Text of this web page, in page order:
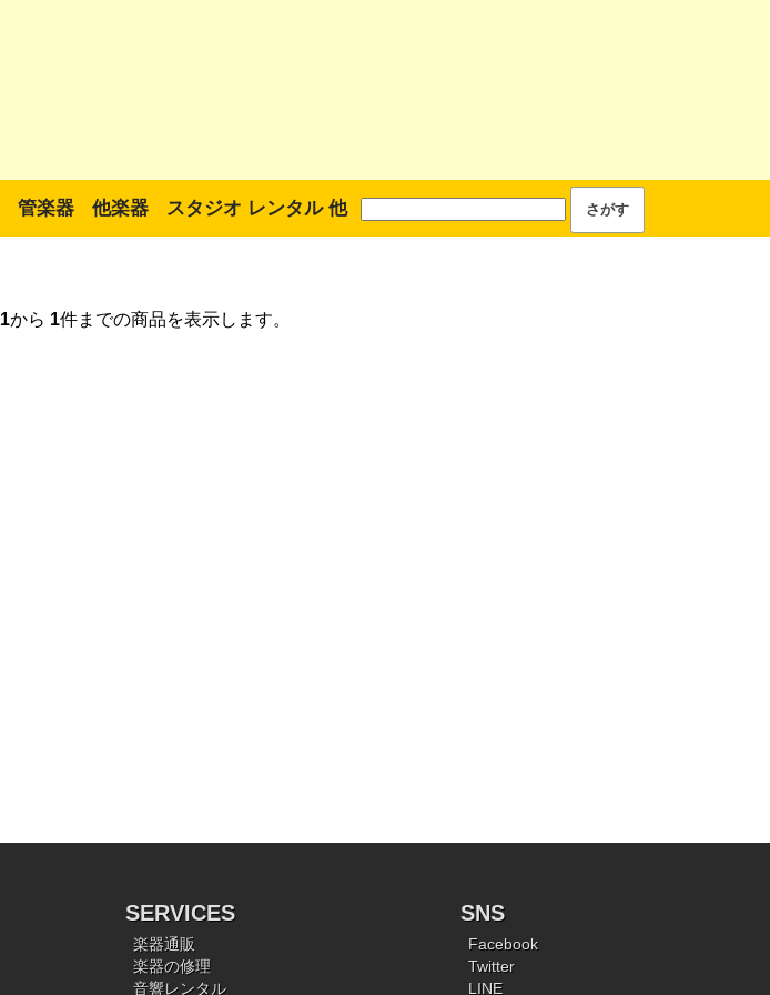
管楽器 他楽器 スタジオ レンタル 他
1から 1件までの商品を表示します。
SERVICES
楽器通販
楽器の修理
音響レンタル
SNS
Facebook
Twitter
LINE